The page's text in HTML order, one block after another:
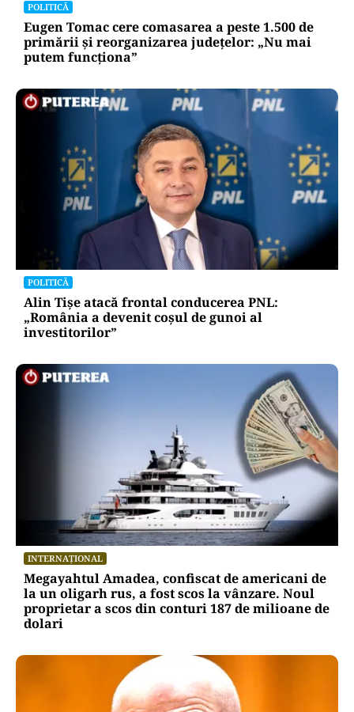
POLITICĂ
Eugen Tomac cere comasarea a peste 1.500 de
primării și reorganizarea județelor: „Nu mai
putem funcționa”
POLITICĂ
Alin Tișe atacă frontal conducerea PNL:
„România a devenit coșul de gunoi al
investitorilor”
INTERNAȚIONAL
Megayahtul Amadea, confiscat de americani de
la un oligarh rus, a fost scos la vânzare. Noul
proprietar a scos din conturi 187 de milioane de
dolari